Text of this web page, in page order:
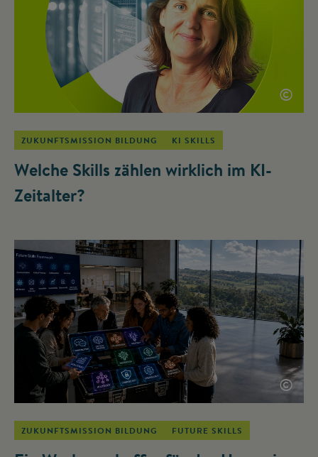
©
ZUKUNFTSMISSION BILDUNG KI SKILLS
Welche Skills zählen wirklich im KI-
Zeitalter?
©
ZUKUNFTSMISSION BILDUNG FUTURE SKILLS